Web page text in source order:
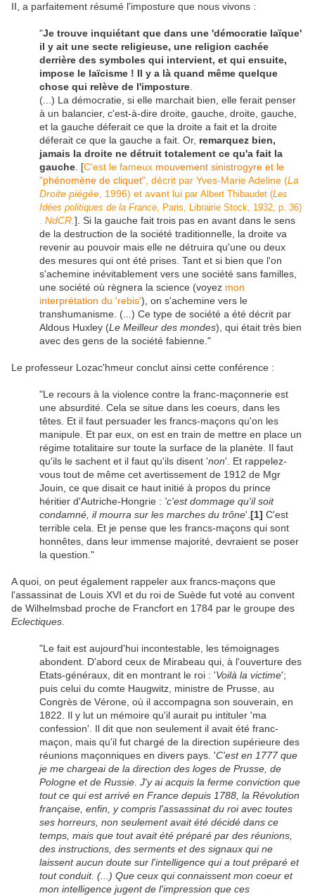
II, a parfaitement résumé l'imposture que nous vivons :
"Je trouve inquiétant que dans une 'démocratie laïque'
il y ait une secte religieuse, une religion cachée
derrière des symboles qui intervient, et qui ensuite,
impose le laïcisme ! Il y a là quand même quelque
chose qui relève de l'imposture
(...) La démocratie, si elle marchait bien, elle ferait penser
à un balancier, c'est-à-dire droite, gauche, droite, gauche,
et la gauche déferait ce que la droite a fait et la droite
déferait ce que la gauche a fait. Or, remarquez bien,
jamais la droite ne détruit totalement ce qu'a fait la
gauche . [C'est le fameux mouvement sinistrogyre et le
"phénomène de cliquet" , décrit par Yves-Marie Adeline (La
Droite piégée , 1996) et avant lui par Albert Thibaudet (Les
Idées politiques de la France, Paris, Librairie Stock, 1932, p. 36)
NdCR. ]. Si la gauche fait trois pas en avant dans le sens
de la destruction de la société traditionnelle, la droite va
revenir au pouvoir mais elle ne détruira qu'une ou deux
des mesures qui ont été prises. Tant et si bien que l'on
s'achemine inévitablement vers une société sans familles,
une société où règnera la science (voyez mon
interprétation du 'rebis'), on s'achemine vers le
transhumanisme. (...) Ce type de société a été décrit par
Aldous Huxley (Le Meilleur des mondes), qui était très bien
avec des gens de la société fabienne."
Le professeur Lozac'hmeur conclut ainsi cette conférence :
"Le recours à la violence contre la franc-maçonnerie est
une absurdité. Cela se situe dans les coeurs, dans les
têtes. Et il faut persuader les francs-maçons qu'on les
manipule. Et par eux, on est en train de mettre en place un
régime totalitaire sur toute la surface de la planète. Il faut
qu'ils le sachent et il faut qu'ils disent 'non'. Et rappelez-
vous tout de même cet avertissement de 1912 de Mgr
Jouin, ce que disait ce haut initié à propos du prince
héritier d'Autriche-Hongrie : 'c'est dommage qu'il soit
condamné, il mourra sur les marches du trône'. [1] C'est
terrible cela. Et je pense que les francs-maçons qui sont
honnêtes, dans leur immense majorité, devraient se poser
la question."
A quoi, on peut également rappeler aux francs-maçons que
l'assassinat de Louis XVI et du roi de Suède fut voté au convent
de Wilhelmsbad proche de Francfort en 1784 par le groupe des
Eclectiques
"Le fait est aujourd'hui incontestable, les témoignages
abondent. D'abord ceux de Mirabeau qui, à l'ouverture des
Etats-généraux, dit en montrant le roi : 'Voilà la victime';
puis celui du comte Haugwitz, ministre de Prusse, au
Congrès de Vérone, où il accompagna son souverain, en
1822. Il y lut un mémoire qu'il aurait pu intituler 'ma
confession'. Il dit que non seulement il avait été franc-
maçon, mais qu'il fut chargé de la direction supérieure des
réunions maçonniques en divers pays. 'C'est en 1777 que
je me chargeai de la direction des loges de Prusse, de
Pologne et de Russie. J'y ai acquis la ferme conviction que
tout ce qui est arrivé en France depuis 1788, la Révolution
française, enfin, y compris l'assassinat du roi avec toutes
ses horreurs, non seulement avait été décidé dans ce
temps, mais que tout avait été préparé par des réunions,
des instructions, des serments et des signaux qui ne
laissent aucun doute sur l'intelligence qui a tout préparé et
tout conduit. (...) Que ceux qui connaissent mon coeur et
mon intelligence jugent de l'impression que ces